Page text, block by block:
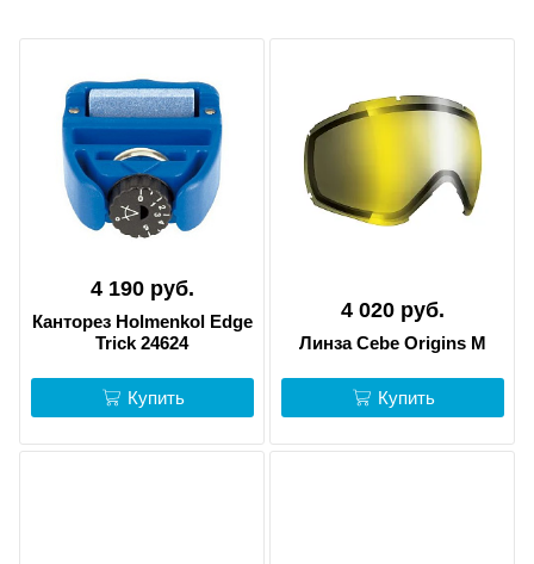
4 190 руб.
Канторез Holmenkol Edge
Trick 24624
Купить
4 020 руб.
Линза Cebe Origins M
Купить